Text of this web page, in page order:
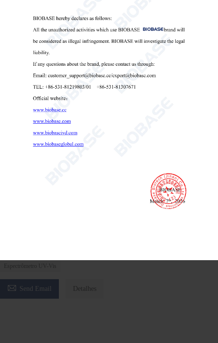
Espectrômetro UV-Vis
 Send Email Detalhes